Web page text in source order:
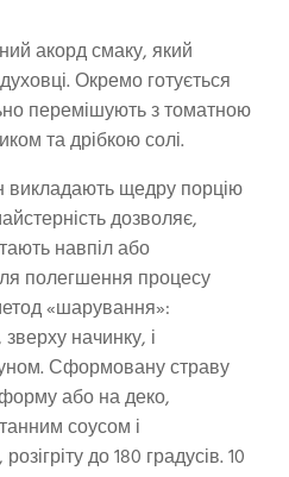
акорд смаку, який
Окремо готується
перемішують з томатною
та дрібкою солі.
викладають щедру порцію
дозволяє,
навпіл або
полегшення процесу
«шарування»:
начинку, і
Сформовану страву
або на деко,
соусом і
до 180 градусів. 10